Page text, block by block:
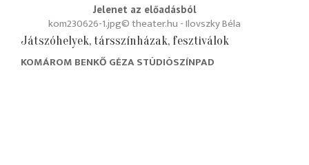
Jelenet az előadásból
© theater.hu - Ilovszky Béla
kom230626-1.jpg
Játszóhelyek, társszínházak, fesztiválok
KOMÁROM BENKŐ GÉZA STÚDIÓSZÍNPAD